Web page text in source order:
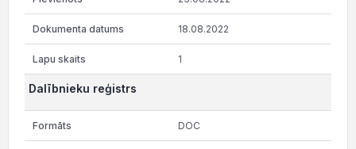
18.08.2022
1
Dalībnieku reģistrs
DOC